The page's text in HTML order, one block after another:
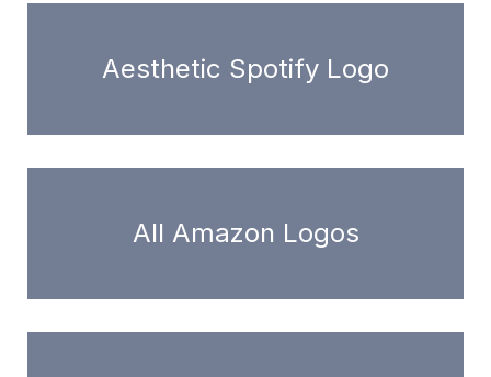
Aesthetic Spotify Logo
All Amazon Logos